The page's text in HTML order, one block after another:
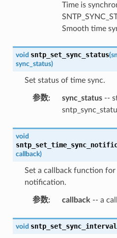
Time is
Smooth time
void sntp_set_sync_status(
sync_status)
Set status of time sync.
参数: sync_status--
void
callback)
Set a callback function
notification.
参数: callback -- a
void sntp_set_sync_interval